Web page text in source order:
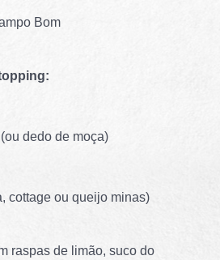
Bom
dedo de moça)
cottage ou queijo minas)
raspas de limão, suco do